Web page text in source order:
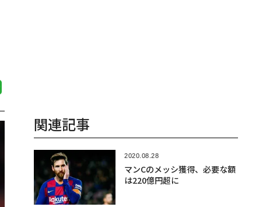
2020.08.18
坂なおみが40億円で首位に